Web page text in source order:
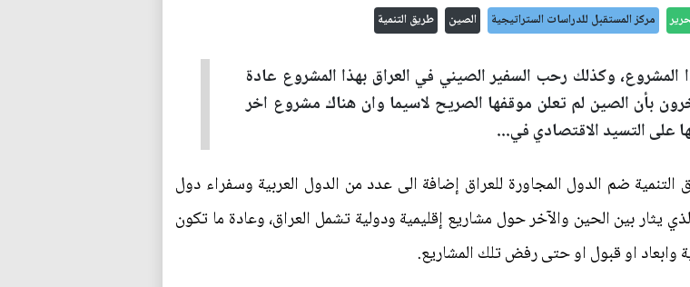
مركز المستقبل للدراسات الستراتيجية الصين طريق التنمية
المشروع، وكذلك رحب السفير الصيني في العراق بهذا المشروع عادة
بأن الصين لم تعلن موقفها الصريح لاسيما وان هناك مشروع اخر
على التسيد الاقتصادي في...
ضم الدول المجاورة للعراق إضافة الى عدد من الدول العربية وسفراء دول
يثار بين الحين والآخر حول مشاريع إقليمية ودولية تشمل العراق، وعادة ما تكون
وابعاد او قبول او حتى رفض تلك المشاريع.